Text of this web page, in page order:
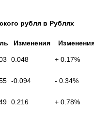
рубля в Рублях
Изменения
0.048 + 0.17%
-0.094 - 0.34%
0.216 + 0.78%